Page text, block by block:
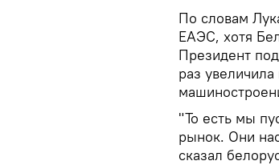
По словам
ЕАЭС, хотя
Президент
раз
"То есть мы
рынок. Они
сказал